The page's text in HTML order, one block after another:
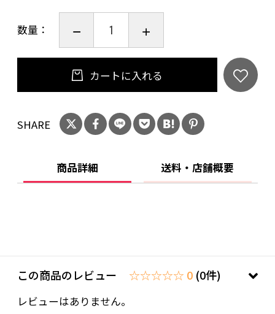
※ご希望のカラー【ブルー・オレンジ・ピン
ク】については、購入時に「ご注文手続き」画
面の「お問い合わせ欄」に必ずご入力していた
だきますようお願い申し上げます。
数量：
カートに入れる
SHARE
商品詳細 送料・店舗概要
この商品のレビュー ☆☆☆☆☆ 0 (0件)
レビューはありません。